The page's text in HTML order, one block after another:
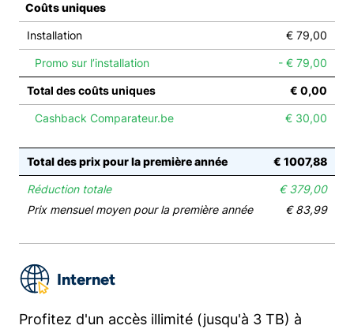
Coûts uniques
Installation € 79,00
Promo sur l’installation - € 79,00
Total des coûts uniques € 0,00
Cashback Comparateur.be € 30,00
Total des prix pour la première année € 1007,88
Réduction totale
€ 379,00
Prix mensuel moyen pour la première année
€ 83,99
Internet
Profitez d'un accès illimité (jusqu'à 3 TB) à